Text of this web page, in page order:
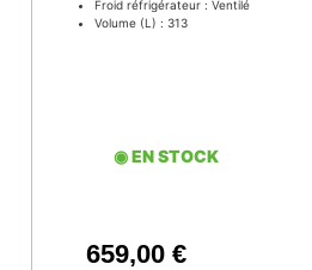
Froid réfrigérateur : Ventilé
Volume (L) : 313
◉ EN STOCK
659,00 €